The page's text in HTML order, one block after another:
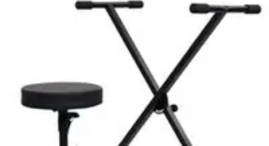
Best Sport Activities
Informatif
Sports